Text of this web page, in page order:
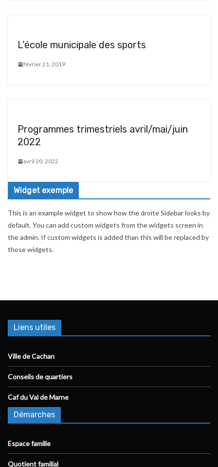
L’école municipale des sports
février 21, 2019
Programmes trimestriels avril/mai/juin
2022
avril 20, 2022
Widget exemple
This is an example widget to show how the droite Sidebar looks by
default. You can add custom widgets from the widgets screen in
the admin. If custom widgets is added than this will be replaced by
those widgets.
Liens utiles
Ville de Cachan
Conseils de quartiers
Caf du Val de Marne
Démarches
Espace famille
Quotient familial